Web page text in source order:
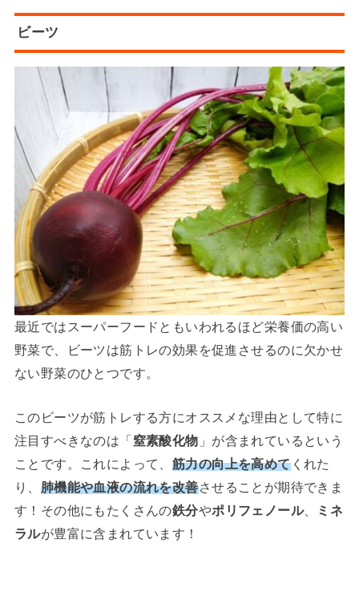
ビーツ
最近ではスーパーフードともいわれるほど栄養価の高い
野菜で、ビーツは筋トレの効果を促進させるのに欠かせ
ない野菜のひとつです。
このビーツが筋トレする方にオススメな理由として特に
注目すべきなのは「窒素酸化物 」が含まれているという
ことです。これによって、 筋力の向上を高めてくれた
り、 肺機能や血液の流れを改善させることが期待できま
す！その他にもたくさんの鉄分やポリフェノール、
ミネ
ラルが豊富に含まれています！